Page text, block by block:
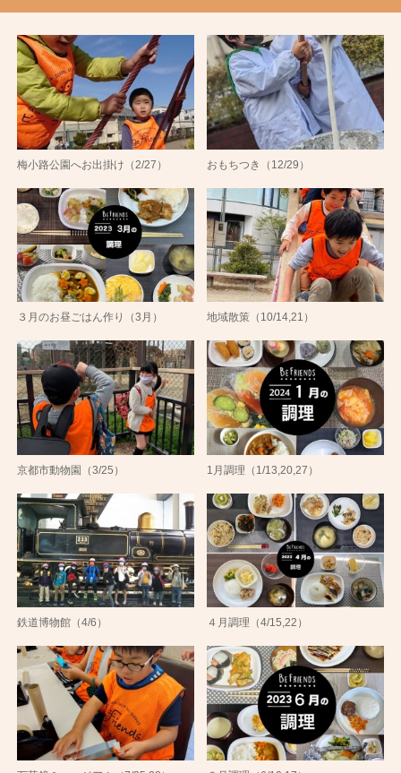
梅小路公園へお出掛け（2/27） おもちつき（12/29）
３月のお昼ごはん作り（3月） 地域散策（10/14,21）
京都市動物園（3/25） 1月調理（1/13,20,27）
鉄道博物館（4/6） ４月調理（4/15,22）